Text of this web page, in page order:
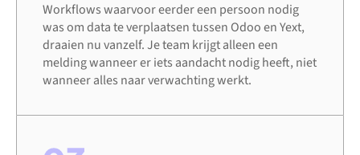
Workflows waarvoor eerder een persoon nodig
was om data te verplaatsen tussen Odoo en Yext,
draaien nu vanzelf. Je team krijgt alleen een
melding wanneer er iets aandacht nodig heeft, niet
wanneer alles naar verwachting werkt.